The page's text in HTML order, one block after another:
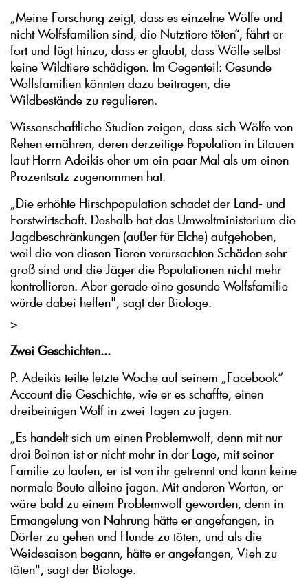
„Meine Forschung zeigt, dass es einzelne Wölfe und
nicht Wolfsfamilien sind, die Nutztiere töten“, fährt er
fort und fügt hinzu, dass er glaubt, dass Wölfe selbst
keine Wildtiere schädigen. Im Gegenteil: Gesunde
Wolfsfamilien könnten dazu beitragen, die
Wildbestände zu regulieren.
Wissenschaftliche Studien zeigen, dass sich Wölfe von
Rehen ernähren, deren derzeitige Population in Litauen
laut Herrn Adeikis eher um ein paar Mal als um einen
Prozentsatz zugenommen hat.
„Die erhöhte Hirschpopulation schadet der Land- und
Forstwirtschaft. Deshalb hat das Umweltministerium die
Jagdbeschränkungen (außer für Elche) aufgehoben,
weil die von diesen Tieren verursachten Schäden sehr
groß sind und die Jäger die Populationen nicht mehr
kontrollieren. Aber gerade eine gesunde Wolfsfamilie
würde dabei helfen", sagt der Biologe.
>
Zwei Geschichten...
P. Adeikis teilte letzte Woche auf seinem „Facebook“
Account die Geschichte, wie er es schaffte, einen
dreibeinigen Wolf in zwei Tagen zu jagen.
„Es handelt sich um einen Problemwolf, denn mit nur
drei Beinen ist er nicht mehr in der Lage, mit seiner
Familie zu laufen, er ist von ihr getrennt und kann keine
normale Beute alleine jagen. Mit anderen Worten, er
wäre bald zu einem Problemwolf geworden, denn in
Ermangelung von Nahrung hätte er angefangen, in
Dörfer zu gehen und Hunde zu töten, und als die
Weidesaison begann, hätte er angefangen, Vieh zu
töten", sagt der Biologe.